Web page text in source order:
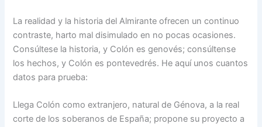
La realidad y la historia del Almirante ofrecen un continuo
contraste, harto mal disimu­lado en no pocas ocasiones.
Consúltese la historia, y Co­lón es genovés; consúltense
los hechos, y Colón es ponte­vedrés. He aquí unos cuantos
datos para prueba:
Llega Colón como extranje­ro, natural de Génova, a la real
corte de los soberanos de España; propone su proyecto a